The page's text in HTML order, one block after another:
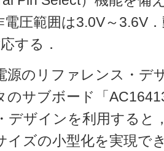
電圧範囲は3.0V～3.6V
する．
のリファレンス・デ
のサブボード「
デザインを利用すると
イズの小型化を実現で